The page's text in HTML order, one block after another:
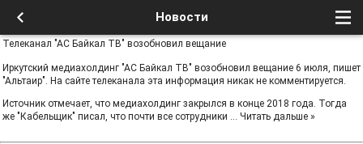
Новости
Телеканал "АС Байкал ТВ" возобновил вещание
Иркутский медиахолдинг "АС Байкал ТВ" возобновил вещание 6 июля, пишет
"Альтаир". На сайте телеканала эта информация никак не комментируется.
Источник отмечает, что медиахолдинг закрылся в конце 2018 года. Тогда
же "Кабельщик" писал, что почти все сотрудники ... Читать дальше »